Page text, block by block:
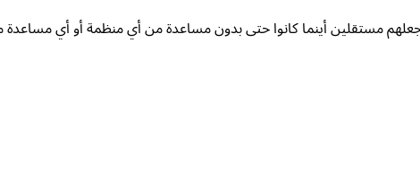
مستقلين أينما كانوا حتى بدون مساعدة من أي منظمة أو أي